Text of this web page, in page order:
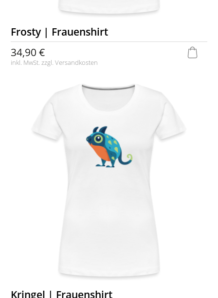
Frosty | Frauenshirt
34,90 €
inkl. MwSt. zzgl.Versandkosten
Kringel | Frauenshirt